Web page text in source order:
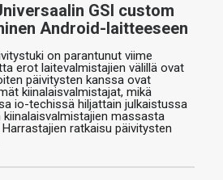
GSI custom
Android-laitteeseen
on parantunut viime
erot laitevalmistajien välillä ovat
päivitysten kanssa ovat
kiinalaisvalmistajat, mikä
io-techissä hiljattain julkaistussa
massasta
ratkaisu päivitysten